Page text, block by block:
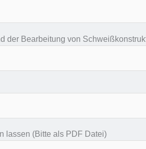
der Bearbeitung von
lassen (Bitte als PDF Datei)